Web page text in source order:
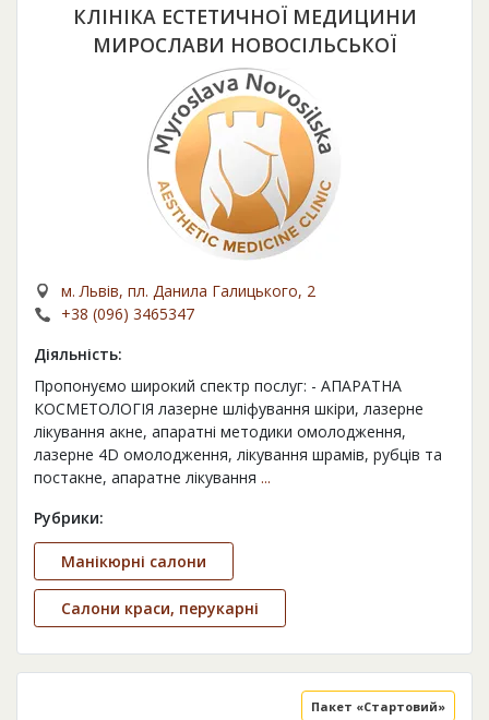
КЛІНІКА ЕСТЕТИЧНОЇ МЕДИЦИНИ
МИРОСЛАВИ НОВОСІЛЬСЬКОЇ
м. Львів, пл. Данила Галицького, 2
+38 (096) 3465347
Діяльність:
Пропонуємо широкий спектр послуг: - АПАРАТНА
КОСМЕТОЛОГІЯ лазерне шліфування шкіри, лазерне
лікування акне, апаратні методики омолодження,
лазерне 4D омолодження, лікування шрамів, рубців та
постакне, апаратне лікування ...
Рубрики:
Манікюрні салони
Салони краси, перукарні
Пакет «Стартовий»